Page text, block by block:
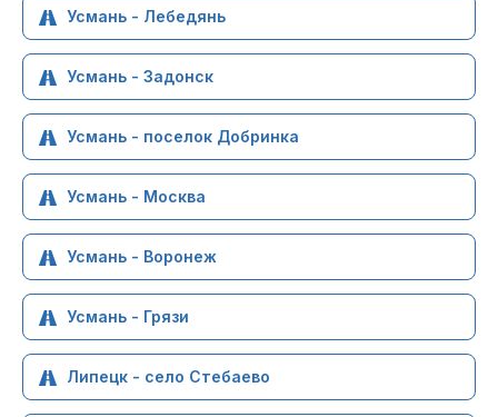
Усмань - Лебедянь
Усмань - Задонск
Усмань - поселок Добринка
Усмань - Москва
Усмань - Воронеж
Усмань - Грязи
Липецк - село Стебаево